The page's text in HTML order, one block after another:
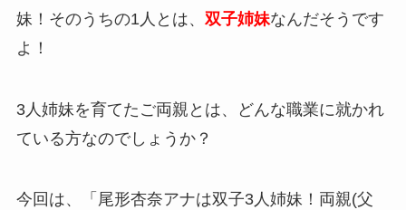
妹！ そのうちの1人とは、 双子姉妹なんだそうです
よ！
3人姉妹を育てたご両親とは、どんな職業に就かれ
ている方なのでしょうか？
今回は、「尾形杏奈アナは双子3人姉妹！両親(父